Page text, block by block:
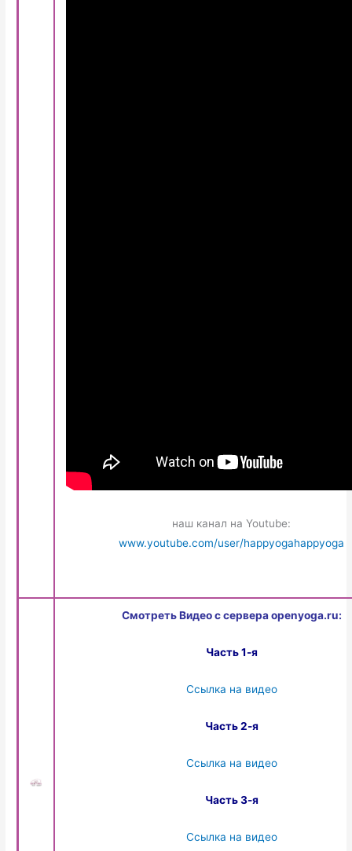
наш канал на Youtube:
www.youtube.com/user/happyogahappyoga
Смотреть Видео с сервера openyoga.ru:
Часть 1-я
Ссылка на видео
Часть 2-я
Ссылка на видео
Часть 3-я
Ссылка на видео